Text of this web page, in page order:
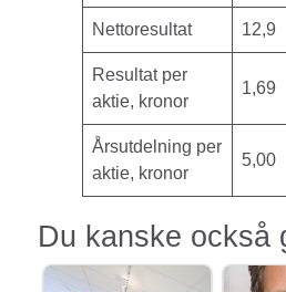
Nettoresultat 12,9
Resultat per
aktie, kronor
1,69
Årsutdelning per
aktie, kronor
5,00
Du kanske också